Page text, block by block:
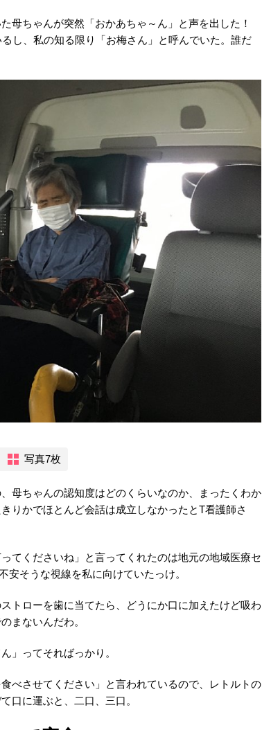
母ちゃんが突然「おかあちゃ～ん」と声を出した！
し、私の知る限り「お梅さん」と呼んでいた。誰だ
写真7枚
母ちゃんの認知度はどのくらいなのか、まったくわか
りかでほとんど会話は成立しなかったとT看護師さ
てくださいね」と言ってくれたのは地元の地域医療セ
安そうな視線を私に向けていたっけ。
トローを歯に当てたら、どうにか口に加えたけど吸わ
まないんだわ。
」ってそればっかり。
べさせてください」と言われているので、レトルトの
口に運ぶと、二口、三口。